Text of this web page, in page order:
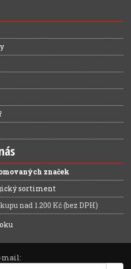
značek
sortiment
nad 1.200 Kč (bez DPH)
mail: